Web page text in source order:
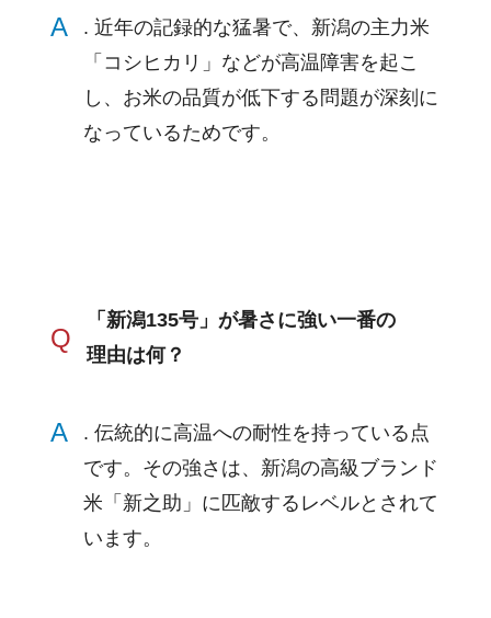
A
. 近年の記録的な猛暑で、新潟の主力米
「コシヒカリ」などが高温障害を起こ
し、お米の品質が低下する問題が深刻に
なっているためです。
Q
「新潟135号」が暑さに強い一番の
理由は何？
A
. 伝統的に高温への耐性を持っている点
です。その強さは、新潟の高級ブランド
米「新之助」に匹敵するレベルとされて
います。